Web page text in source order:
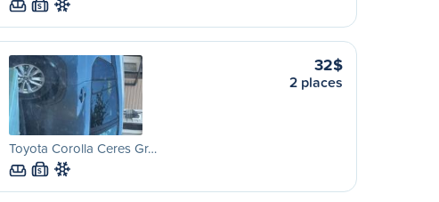
S
Toyota Corolla Ceres Gr…
S
32$
2 places